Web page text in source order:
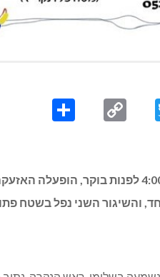
Twitter
Copy
הלילה (בין שני לשלישי), סמוך לשעה
והשיגור השני נפל בשטח